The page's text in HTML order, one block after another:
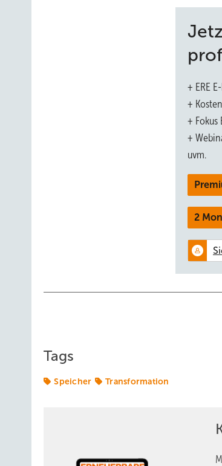
+ ERE
+
+ Fokus
+
uvm.
2
Tags
Speicher Transformation